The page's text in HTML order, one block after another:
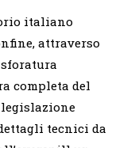
italiano
attraverso
completa del
tecnici da